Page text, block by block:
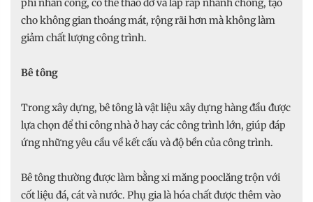
phí nhân công, có thể tháo dỡ và lắp ráp nhanh chóng, tạo
cho không gian thoáng mát, rộng rãi hơn mà không làm
giảm chất lượng công trình.
Bê tông
Trong xây dựng, bê tông là vật liệu xây dựng hàng đầu được
lựa chọn để thi công nhà ở hay các công trình lớn, giúp đáp
ứng những yêu cầu về kết cấu và độ bền của công trình.
Bê tông thường được làm bằng xi măng pooclăng trộn với
cốt liệu đá, cát và nước. Phụ gia là hóa chất được thêm vào